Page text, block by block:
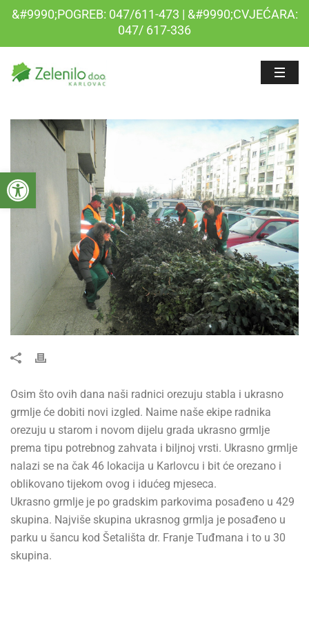
Open toolbar
&#9990;POGREB: 047/611-473 | &#9990;CVJEĆARA:
047/ 617-336
Osim što ovih dana naši radnici orezuju stabla i ukrasno
grmlje će dobiti novi izgled. Naime naše ekipe radnika
orezuju u starom i novom dijelu grada ukrasno grmlje
prema tipu potrebnog zahvata i biljnoj vrsti. Ukrasno grmlje
nalazi se na čak 46 lokacija u Karlovcu i bit će orezano i
oblikovano tijekom ovog i idućeg mjeseca.
Ukrasno grmlje je po gradskim parkovima posađeno u 429
skupina. Najviše skupina ukrasnog grmlja je posađeno u
parku u šancu kod Šetališta dr. Franje Tuđmana i to u 30
skupina.